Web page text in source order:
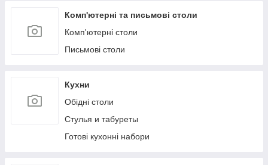
Комп'ютерні та письмові столи
Комп'ютерні столи
Письмові столи
Кухни
Обідні столи
Стулья и табуреты
Готові кухонні набори